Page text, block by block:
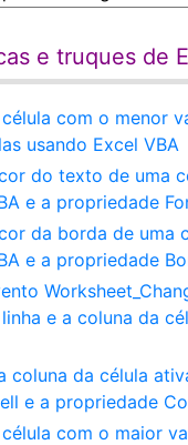
e truques de
com o menor
usando Excel VBA
do texto de uma
e a propriedade
da borda de uma
e a propriedade
e a coluna da
coluna da célula
e a propriedade
com o maior